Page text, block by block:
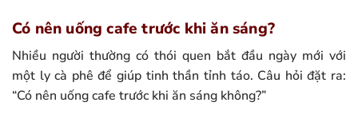
Có nên uống cafe trước khi ăn sáng?
Nhiều người thường có thói quen bắt đầu ngày mới với
một ly cà phê để giúp tinh thần tỉnh táo. Câu hỏi đặt ra:
“Có nên uống cafe trước khi ăn sáng không?”